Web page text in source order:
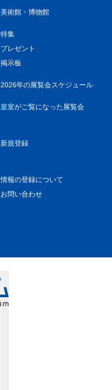
美術館・博物館
特集
プレゼント
掲示板
2026年の展覧会スケジュール
皇室がご覧になった展覧会
新規登録
情報の登録について
お問い合わせ